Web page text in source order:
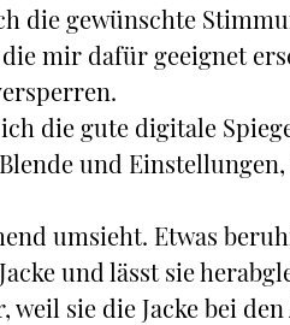
die gewünschte
mir dafür geeignet
die gute digitale
und
umsieht. Etwas
und lässt sie
sie die Jacke bei